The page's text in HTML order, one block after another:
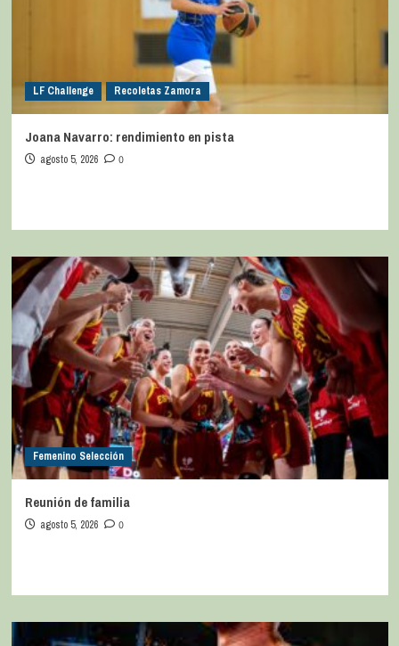
LF Challenge Recoletas Zamora
Joana Navarro: rendimiento en pista
agosto 5, 2026 0
Femenino Selección
Reunión de familia
agosto 5, 2026 0